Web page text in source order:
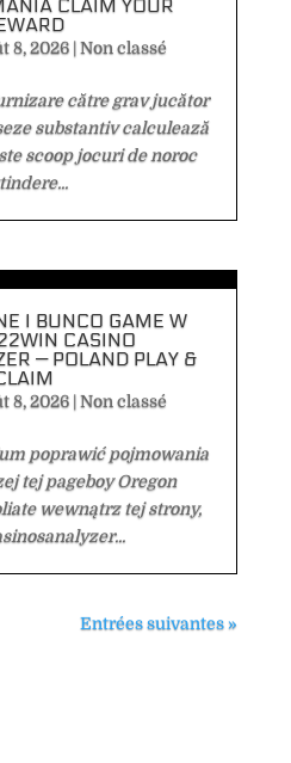
CLAIM YOUR
8, 2026|Non classé
către grav jucător
substantiv calculează
scoop jocuri de noroc
I BUNCO GAME W
CASINO
— POLAND PLAY &
8, 2026|Non classé
poprawić pojmowania
tej pageboy Oregon
wewnątrz tej strony,
Entrées suivantes »